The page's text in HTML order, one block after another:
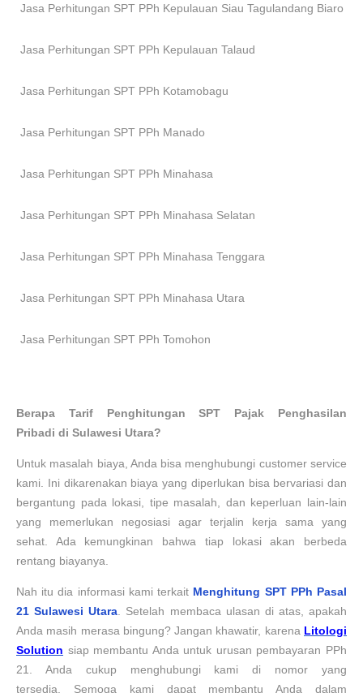
Jasa Perhitungan SPT PPh Kepulauan Siau Tagulandang Biaro
Jasa Perhitungan SPT PPh Kepulauan Talaud
Jasa Perhitungan SPT PPh Kotamobagu
Jasa Perhitungan SPT PPh Manado
Jasa Perhitungan SPT PPh Minahasa
Jasa Perhitungan SPT PPh Minahasa Selatan
Jasa Perhitungan SPT PPh Minahasa Tenggara
Jasa Perhitungan SPT PPh Minahasa Utara
Jasa Perhitungan SPT PPh Tomohon
Berapa Tarif Penghitungan SPT Pajak Penghasilan
Pribadi di Sulawesi Utara?
Untuk masalah biaya, Anda bisa menghubungi customer service
kami. Ini dikarenakan biaya yang diperlukan bisa bervariasi dan
bergantung pada lokasi, tipe masalah, dan keperluan lain-lain
yang memerlukan negosiasi agar terjalin kerja sama yang
sehat. Ada kemungkinan bahwa tiap lokasi akan berbeda
rentang biayanya
Nah itu dia informasi kami terkait Menghitung SPT PPh Pasal
21Sulawesi Utara . Setelah membaca ulasan di atas, apakah
Anda masih merasa bingung? Jangan khawatir, karena Litologi
Solution siap membantu Anda untuk urusan pembayaran PPh
21. Anda cukup menghubungi kami di nomor yang
tersedia
Semoga kami dapat membantu Anda dalam